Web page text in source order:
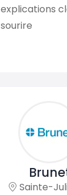
explications
sourire
Sainte-